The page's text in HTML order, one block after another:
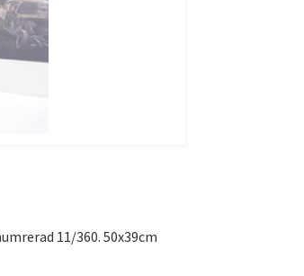
11/360. 50x39cm